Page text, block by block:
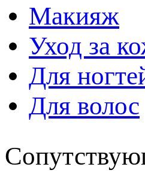
Макияж
Уход за
Для
Для волос